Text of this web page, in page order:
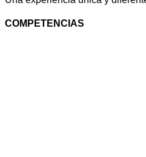
COMPETENCIAS